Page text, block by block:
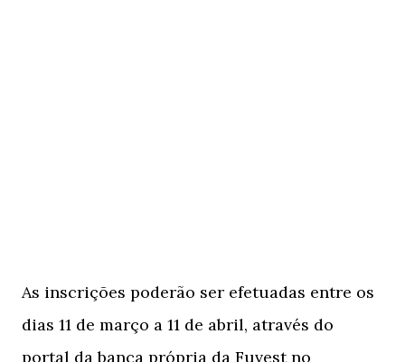
As inscrições poderão ser efetuadas entre os
dias 11 de março a 11 de abril, através do
portal da banca própria da Fuvest no